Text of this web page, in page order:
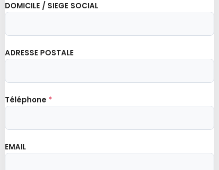
DOMICILE / SIEGE SOCIAL
ADRESSE POSTALE
Téléphone *
EMAIL